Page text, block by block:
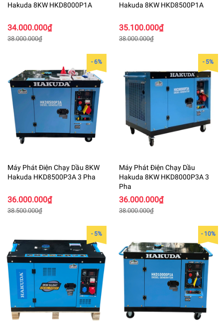
Hakuda 8KW HKD8000P1A
34.000.000₫
38.000.000₫
Hakuda 8KW HKD8500P1A
35.100.000₫
38.000.000₫
- 6%
Máy Phát Điện Chạy Dầu 8KW
Hakuda HKD8500P3A 3 Pha
36.000.000₫
38.500.000₫
- 5%
Máy Phát Điện Chạy Dầu
Hakuda 8KW HKD8000P3A 3
Pha
36.000.000₫
38.000.000₫
- 5% - 10%